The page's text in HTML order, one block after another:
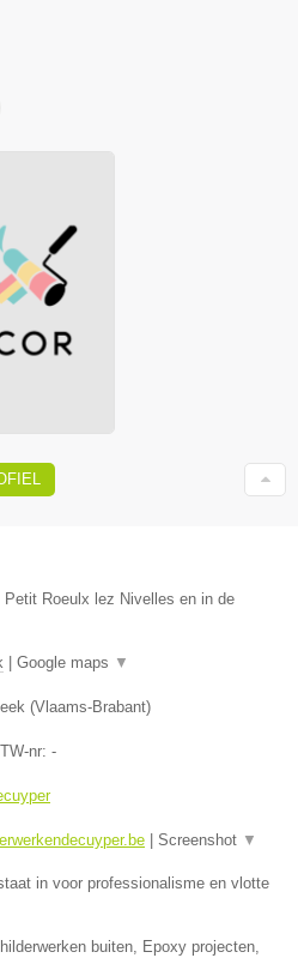
Roeulx lez Nivelles en in de
Google maps ▼
(Vlaams-Brabant)
nr: -
Screenshot ▼
in voor professionalisme en vlotte
buiten, Epoxy projecten,